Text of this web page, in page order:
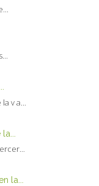
v a...
la...